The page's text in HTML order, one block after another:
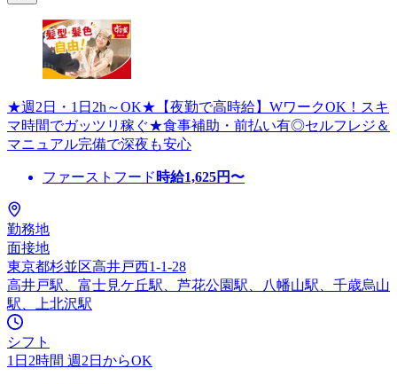
★週2日・1日2h～OK★【夜勤で高時給】WワークOK！スキ
マ時間でガッツリ稼ぐ★食事補助・前払い有◎セルフレジ＆
マニュアル完備で深夜も安心
ファーストフード 時給1,625円〜
勤務地
面接地
東京都杉並区高井戸西1-1-28
高井戸駅、富士見ケ丘駅、芦花公園駅、八幡山駅、千歳烏山
駅、上北沢駅
シフト
1日2時間 週2日からOK